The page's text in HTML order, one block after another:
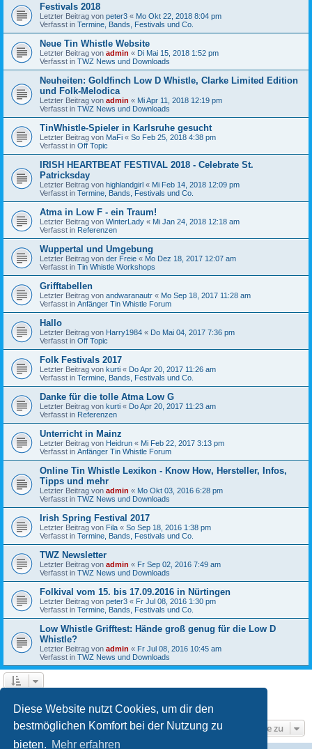
Diese Website nutzt Cookies, um dir den
bestmöglichen Komfort bei der Nutzung zu
bieten. Mehr erfahren
Festivals 2018
Letzter Beitrag von peter3 « Mo Okt 22, 2018 8:04 pm
Verfasst in Termine, Bands, Festivals und Co.
Neue Tin Whistle Website
Letzter Beitrag von admin « Di Mai 15, 2018 1:52 pm
Verfasst in TWZ News und Downloads
Neuheiten: Goldfinch Low D Whistle, Clarke Limited Edition
und Folk-Melodica
Letzter Beitrag von admin « Mi Apr 11, 2018 12:19 pm
Verfasst in TWZ News und Downloads
TinWhistle-Spieler in Karlsruhe gesucht
Letzter Beitrag von MaFi « So Feb 25, 2018 4:38 pm
Verfasst in Off Topic
IRISH HEARTBEAT FESTIVAL 2018 - Celebrate St.
Patricksday
Letzter Beitrag von highlandgirl « Mi Feb 14, 2018 12:09 pm
Verfasst in Termine, Bands, Festivals und Co.
Atma in Low F - ein Traum!
Letzter Beitrag von WinterLady « Mi Jan 24, 2018 12:18 am
Verfasst in Referenzen
Wuppertal und Umgebung
Letzter Beitrag von der Freie « Mo Dez 18, 2017 12:07 am
Verfasst in Tin Whistle Workshops
Grifftabellen
Letzter Beitrag von andwaranautr « Mo Sep 18, 2017 11:28 am
Verfasst in Anfänger Tin Whistle Forum
Hallo
Letzter Beitrag von Harry1984 « Do Mai 04, 2017 7:36 pm
Verfasst in Off Topic
Folk Festivals 2017
Letzter Beitrag von kurti « Do Apr 20, 2017 11:26 am
Verfasst in Termine, Bands, Festivals und Co.
Danke für die tolle Atma Low G
Letzter Beitrag von kurti « Do Apr 20, 2017 11:23 am
Verfasst in Referenzen
Unterricht in Mainz
Letzter Beitrag von Heidrun « Mi Feb 22, 2017 3:13 pm
Verfasst in Anfänger Tin Whistle Forum
Online Tin Whistle Lexikon - Know How, Hersteller, Infos,
Tipps und mehr
Letzter Beitrag von admin « Mo Okt 03, 2016 6:28 pm
Verfasst in TWZ News und Downloads
Irish Spring Festival 2017
Letzter Beitrag von Fila « So Sep 18, 2016 1:38 pm
Verfasst in Termine, Bands, Festivals und Co.
TWZ Newsletter
Letzter Beitrag von admin « Fr Sep 02, 2016 7:49 am
Verfasst in TWZ News und Downloads
Folkival vom 15. bis 17.09.2016 in Nürtingen
Letzter Beitrag von peter3 « Fr Jul 08, 2016 1:30 pm
Verfasst in Termine, Bands, Festivals und Co.
Low Whistle Grifftest: Hände groß genug für die Low D
Whistle?
Letzter Beitrag von admin « Fr Jul 08, 2016 10:45 am
Verfasst in TWZ News und Downloads
Gehe zu